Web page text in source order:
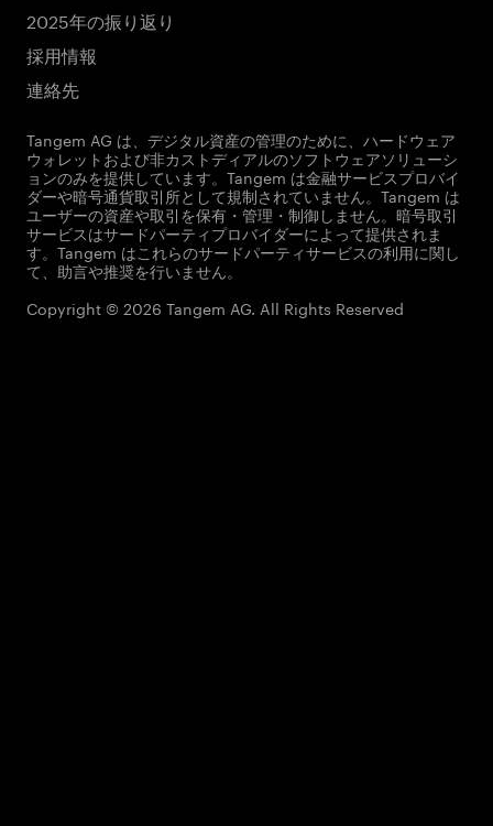
2025年の振り返り
採用情報
連絡先
Tangem AG は、デジタル資産の管理のために、ハードウェア
ウォレットおよび非カストディアルのソフトウェアソリューシ
ョンのみを提供しています。Tangem は金融サービスプロバイ
ダーや暗号通貨取引所として規制されていません。Tangem は
ユーザーの資産や取引を保有・管理・制御しません。暗号取引
サービスはサードパーティプロバイダーによって提供されま
す。Tangem はこれらのサードパーティサービスの利用に関し
て、助言や推奨を行いません。